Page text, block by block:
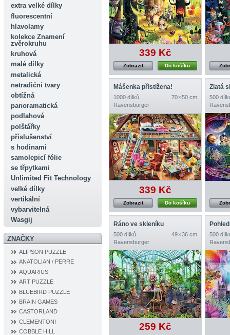
extra velké dílky
fluorescentní
hlavolamy
kolekce Znamení
zvěrokruhu
kruhová
malé dílky
metalická
netradiční tvary
obtížná
panoramatická
podlahová
polštářky
příslušenství
s hodinami
samolepicí fólie
se třpytkami
Unlimited Fit Technology
velké dílky
vertikální
vybarvitelná
Wasgij
ZNAČKY
ALIPSON PUZZLE
ANATOLIAN / PERRE
AQUARIUS
ART PUZZLE
BLUEBIRD PUZZLE
BRAIN GAMES
CASTORLAND
CLEMENTONI
COBBLE HILL
339 Kč
Do košíku
Zobrazit
Mášenka přistižena!
1000 dílků
70 × 50 cm
Ravensburger
339 Kč
Do košíku
Zobrazit
Zlatá
500
Ráno ve skleníku
500 dílků
49 × 36 cm
Ravensburger
259 Kč
500